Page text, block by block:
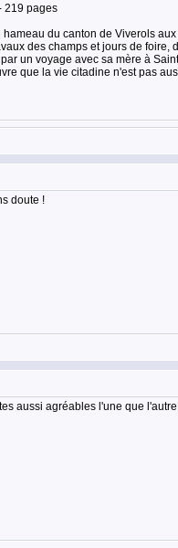
219 pages
du canton de Viverols
des champs et jours de
un voyage avec sa mère à
que la vie citadine n'est pas
doute !
aussi agréables l'une que